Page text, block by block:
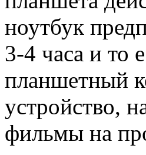
ноутбук
3-4 часа и то
планшетный
устройство,
фильмы на